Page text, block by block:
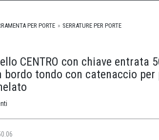
PER PORTE SERRATURE PER PORTE
CENTRO con chiave entrata
tondo con catenaccio per